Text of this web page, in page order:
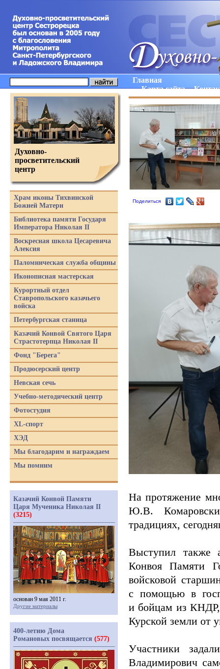
Главная
Карта сайта
Поделиться
На протяжение
Ю.В.
традициях,
Выступил также
Конвоя Памяти
войсковой
с помощью в
и бойцам из
Курской земли от
Участники
Владимирович
Духовно-
просветительский
центр
Храм иконы Тихвинской
Божией Матери
Библиотека памяти Государя
Императора Николая II
Воскресная школа Цесаревича
Алексия
Паломническая служба общины
Иконописная мастерская
Курортный отдел
Ставропольского казачьего
войска
Петербургская станица
Казачий Конвой Святого Царя
Страстотерпца Николая II
Фонд "Берега"
Продюсерский центр
Невская сечь
Учебно-методический центр
Фотостудия
XL-спорт
ХЭД
Мы благодарим и награждаем
Мы помним
Казачий Конвой Памяти
Царя Мученика Николая II
(3215)
основан 9 мая 2011 г.
Другие материалы
400-летию Дома
Романовых посвящается (577)